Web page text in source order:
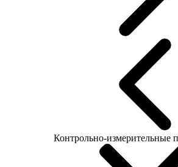
Контрольно-измерительные